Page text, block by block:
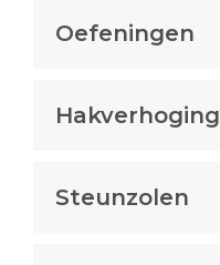
Oefeningen
Hakverhoging
Steunzolen